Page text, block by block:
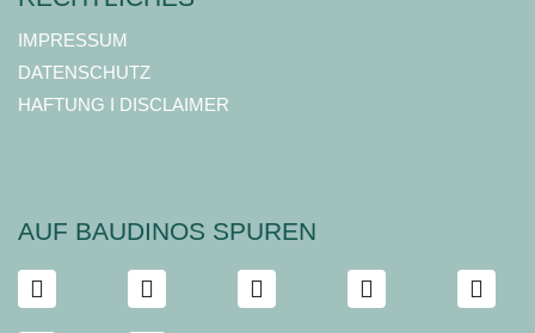
IMPRESSUM
DATENSCHUTZ
HAFTUNG I DISCLAIMER
AUF BAUDINOS SPUREN